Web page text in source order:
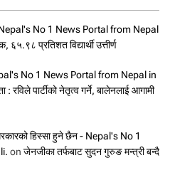
Nepal's No 1 News Portal from Nepal
६५.९८ प्रतिशत विद्यार्थी उत्तीर्ण
No 1 News Portal from Nepal in
: रविले पार्टीको नेतृत्व गर्ने, बालेनलाई आगामी
हिस्सा हुने छैन - Nepal's No 1
on जेनजीका तर्फबाट सुदन गुरुङ मन्त्री बन्दै